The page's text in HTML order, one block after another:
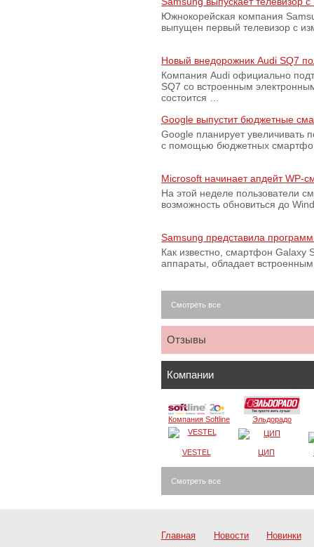
Южнокорейская компания
выпущен первый телевизор с
Новый внедорожник Audi SQ7
Компания Audi официально
SQ7 со встроенным
состоится …
Google выпустит бюджетные
Google планирует увеличивать
с помощью бюджетных
Microsoft начинает апдейт WP-
На этой неделе пользователи
возможность обновиться до
Samsung представила
Как известно, смартфон Galaxy
аппараты, обладает
Смотреть все
Отзывы
Компании
Компания Softline Эльдорадо
VESTEL ЦИП
Смотреть все
Главная Новости
Новинки